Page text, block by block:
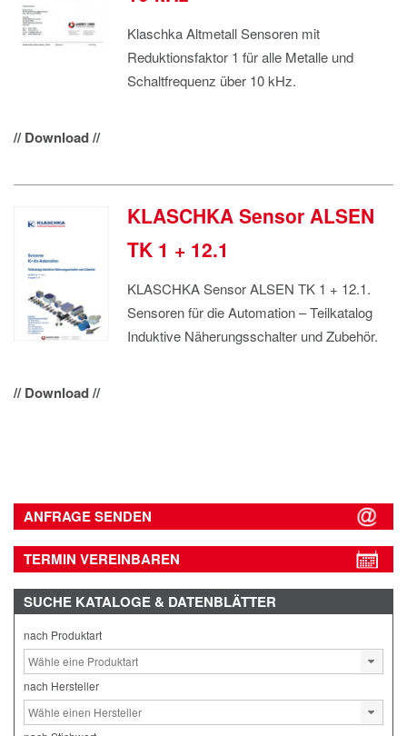
Klaschka Altmetall Sensoren mit
Reduktionsfaktor 1 für alle Metalle und
Schaltfrequenz über 10 kHz.
// Download //
KLASCHKA Sensor ALSEN
TK 1 + 12.1
KLASCHKA Sensor ALSEN TK 1 + 12.1.
Sensoren für die Automation – Teilkatalog
Induktive Näherungsschalter und Zubehör.
// Download //
ANFRAGE SENDEN
TERMIN VEREINBAREN
SUCHE KATALOGE & DATENBLÄTTER
nach Produktart
nach Hersteller